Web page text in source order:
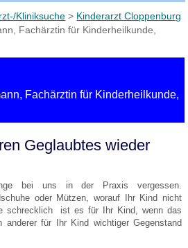
Kliniksuche > Kinderarzt Cloppenburg
Fachärztin für Kinderheilkunde,
Fachärztin für Kinderheilkunde,
Geglaubtes wieder
bei uns in der Praxis vergessen.
oder Mützen, worauf Ihr Kind nicht
schrecklich ist es für Ihr Kind, wenn das
anderer für Ihr Kind wichtiger Gegenstand